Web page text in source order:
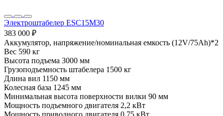
Электроштабелер ESC15M30
383 000 ₽
Аккумулятор, напряжение/номинальная емкость (12V/75Ah)*2
Вес 590 кг
Высота подъема 3000 мм
Грузоподъемность штабелера 1500 кг
Длина вил 1150 мм
Колесная база 1245 мм
Минимальная высота поверхности вилки 90 мм
Мощность подъемного двигателя 2,2 кВт
Мощность приводного двигателя 0,75 кВт